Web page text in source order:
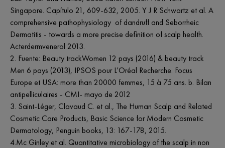
Singapore. Capítulo 21, 609-632, 2005. Y J R Schwartz et al. A
comprehensive pathophysiology of dandruff and Seborrheic
Dermatitis - towards a more precise definition of scalp health.
Acterdermvenerol 2013.
2. Fuente: Beauty trackWomen 12 pays (2016) & beauty track
Men 6 pays (2013), IPSOS pour L’Oréal Recherche. Focus
Europe et USA: more than 20000 femmes, 15 à 75 ans. b. Bilan
antipelliculaires - CMI- mayo de 2012
3. Saint-Léger, Clavaud C. et al., The Human Scalp and Related
Cosmetic Care Products, Basic Science for Modern Cosmetic
Dermatology, Penguin books, 13: 167-178, 2015.
4.Mc Ginley et al. Quantitative microbiology of the scalp in non